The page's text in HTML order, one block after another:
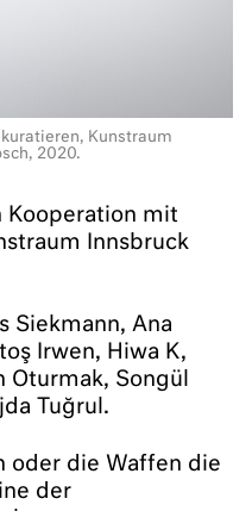
kuratieren, Kunstraum
2020.
Kooperation mit
Innsbruck
Siekmann, Ana
Irwen, Hiwa K,
Oturmak, Songül
Tuğrul.
oder die Waffen die
der